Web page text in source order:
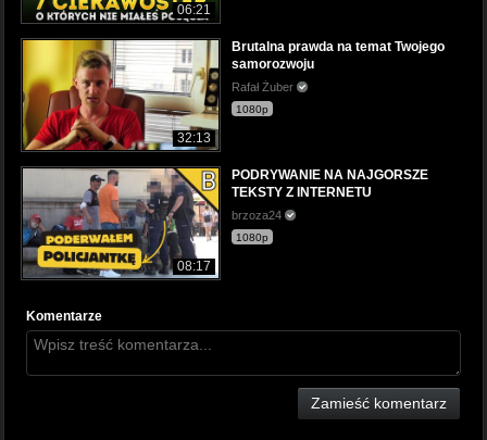
06:21
32:13
Brutalna prawda na temat Twojego
samorozwoju
Rafał Żuber
1080p
08:17
PODRYWANIE NA NAJGORSZE
TEKSTY Z INTERNETU
brzoza24
1080p
Komentarze
Zamieść komentarz